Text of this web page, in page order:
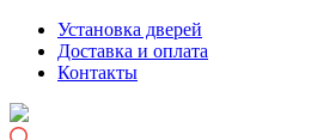
Установка дверей
Доставка и оплата
Контакты